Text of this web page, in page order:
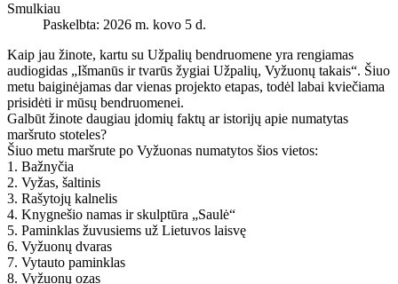
Smulkiau
Paskelbta: 2026 m. kovo 5 d.
Kaip jau žinote, kartu su Užpalių bendruomene yra rengiamas
audiogidas „Išmanūs ir tvarūs žygiai Užpalių, Vyžuonų takais“. Šiuo
metu baiginėjamas dar vienas projekto etapas, todėl labai kviečiama
prisidėti ir mūsų bendruomenei.
Galbūt žinote daugiau įdomių faktų ar istorijų apie numatytas
maršruto stoteles?
Šiuo metu maršrute po Vyžuonas numatytos šios vietos:
1. Bažnyčia
2. Vyžas, šaltinis
3. Rašytojų kalnelis
4. Knygnešio namas ir skulptūra „Saulė“
5. Paminklas žuvusiems už Lietuvos laisvę
6. Vyžuonų dvaras
7. Vytauto paminklas
8. Vyžuonų ozas